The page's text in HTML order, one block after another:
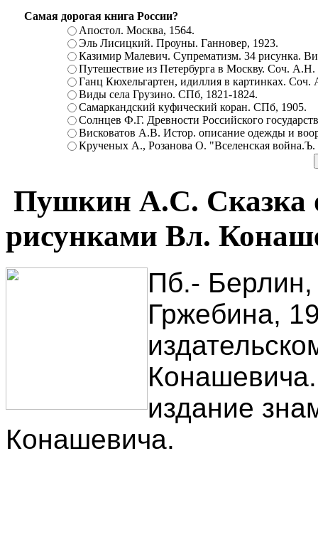
Самая дорогая книга России?
Апостол. Москва, 1564.
Эль Лисицкий. Проуны. Ганновер, 1923.
Казимир Малевич. Супрематизм. 34 рисунка.
Путешествие из Петербурга в Москву. Соч.
Ганц Кюхельгартен, идиллия в картинках.
Виды села Грузино. СПб, 1821-1824.
Самаркандский куфический коран. СПб, 1905.
Солнцев Ф.Г. Древности Российского
Висковатов А.В. Истор. описание одежды и
Крученых А., Розанова О. "Вселенская
Пушкин А.С. Сказка
рисунками Вл.
Пб.- Берлин,
Гржебина,
издание
Конашевича.